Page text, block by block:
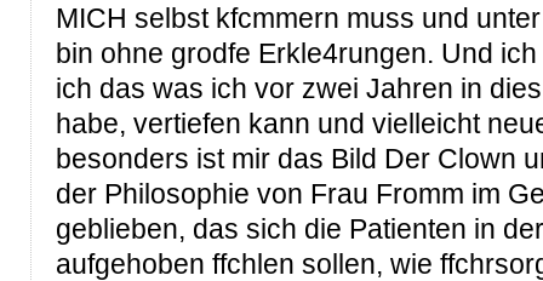
MICH selbst kfcmmern muss und
bin ohne grodfe Erkle4rungen. Und
ich das was ich vor zwei Jahren in
habe, vertiefen kann und vielleicht
besonders ist mir das Bild Der Clown
der Philosophie von Frau Fromm im
geblieben, das sich die Patienten in
aufgehoben ffchlen sollen, wie